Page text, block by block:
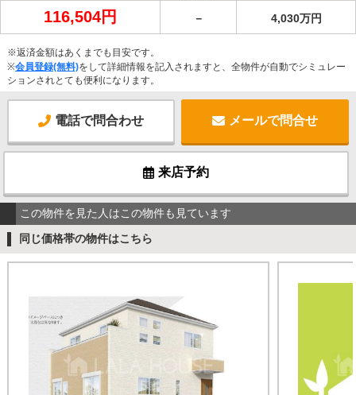
116,504円 － 4,030万円
※返済金額はあくまでも目安です。
※会員登録(無料)をして詳細情報を記入されますと、全物件が自動でシミュレー
ションされとても便利になります。
電話で問合わせ メールで問合せ
来店予約
この物件を見た人はこの物件も見ています
同じ価格帯の物件はこちら